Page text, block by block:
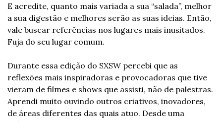
E acredite, quanto mais variada a sua “salada”, melhor
a sua digestão e melhores serão as suas ideias. Então,
vale buscar referências nos lugares mais inusitados.
Fuja do seu lugar comum.
Durante essa edição do SXSW percebi que as
reflexões mais inspiradoras e provocadoras que tive
vieram de filmes e shows que assisti, não de palestras.
Aprendi muito ouvindo outros criativos, inovadores,
de áreas diferentes das quais atuo. Desde uma